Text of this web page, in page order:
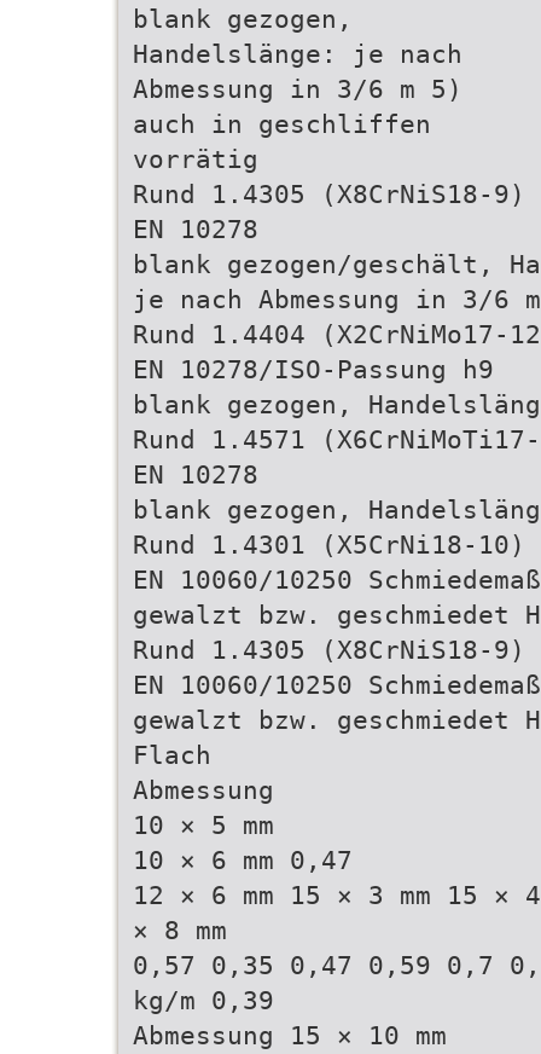
blank gezogen,
Handelslänge: je nach
Abmessung in 3/6 m 5)
auch in geschliffen
vorrätig
Rund 1.4305 (X8CrNiS18-9)
EN 10278
blank gezogen/geschält,
je nach Abmessung in 3/6 m
Rund 1.4404 (X2CrNiMo17-
EN 10278/ISO-Passung h9
blank gezogen,
Rund 1.4571
EN 10278
blank gezogen,
Rund 1.4301 (X5CrNi18-10)
EN 10060/10250
gewalzt bzw. geschmiedet
Rund 1.4305 (X8CrNiS18-9)
EN 10060/10250
gewalzt bzw. geschmiedet
Flach
Abmessung
10 × 5 mm
10 × 6 mm 0,47
12 × 6 mm 15 × 3 mm 15 ×
× 8 mm
0,57 0,35 0,47 0,59 0,7
kg/m 0,39
Abmessung 15 × 10 mm